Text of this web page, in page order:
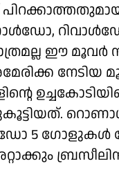
ഈ മൂവർ
നേടിയ
5 ഗോളുകൾ